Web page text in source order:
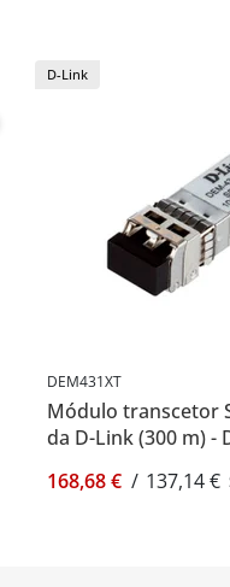
D-Link
DEM431XT
Módulo transcetor
da D-Link (300 m) -
168,68 € / 137,14 €